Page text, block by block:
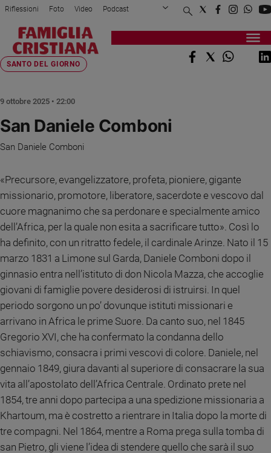
Attualità
Italia
Economia
Legalità
Sport
Interviste
Papa
Papa
Chiesa
Chiesa
Fede
spiritualità
Santi
Devozione
e
fede
Parola
del
Riflessioni Foto Video Podcast
Privacy Policy Chi siamo
Registrati Redazione
Home page >Fede e spiritualità San Daniele Comboni
SANTO DEL GIORNO
San Daniele Comboni
San Daniele Comboni
9 ottobre 2025 • 22:00
«Precursore, evangelizzatore, profeta, pioniere, gigante
missionario, promotore, liberatore, sacerdote e vescovo dal
cuore magnanimo che sa perdonare e specialmente amico
dell’Africa, per la quale non esita a sacrificare tutto». Così lo
ha definito, con un ritratto fedele, il cardinale Arinze. Nato il 15
marzo 1831 a Limone sul Garda, Daniele Comboni dopo il
ginnasio entra nell’istituto di don Nicola Mazza, che accoglie
giovani di famiglie povere desiderosi di istruirsi. In quel
periodo sorgono un po’ dovunque istituti missionari e
arrivano in Africa le prime Suore. Da canto suo, nel 1845
Gregorio XVI, che ha confermato la condanna dello
schiavismo, consacra i primi vescovi di colore. Daniele, nel
gennaio 1849, giura davanti al superiore di consacrare la sua
vita all’apostolato dell’Africa Centrale. Ordinato prete nel
1854, tre anni dopo partecipa a una spedizione missionaria a
Khartoum, ma è costretto a rientrare in Italia dopo la morte di
tre compagni. Nel 1864, mentre a Roma prega sulla tomba di
san Pietro, gli viene l’idea di stendere quello che sarà il suo